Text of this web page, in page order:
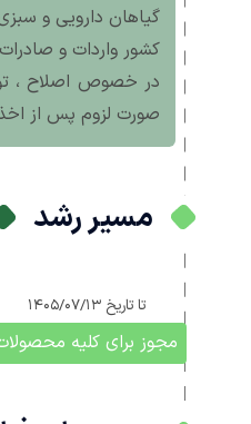
گیاهان دارویی و
کشور واردات و
در خصوص اصلاح ،
صورت لزوم پس از
مسیر رشد
تا تاریخ 1405/07/13
مجوز برای کلیه